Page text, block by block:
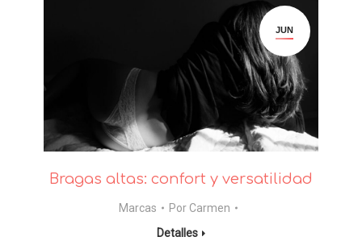
JUN
Bragas altas: confort y versatilidad
Marcas Por Carmen
Detalles